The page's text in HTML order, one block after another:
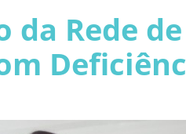
da Rede